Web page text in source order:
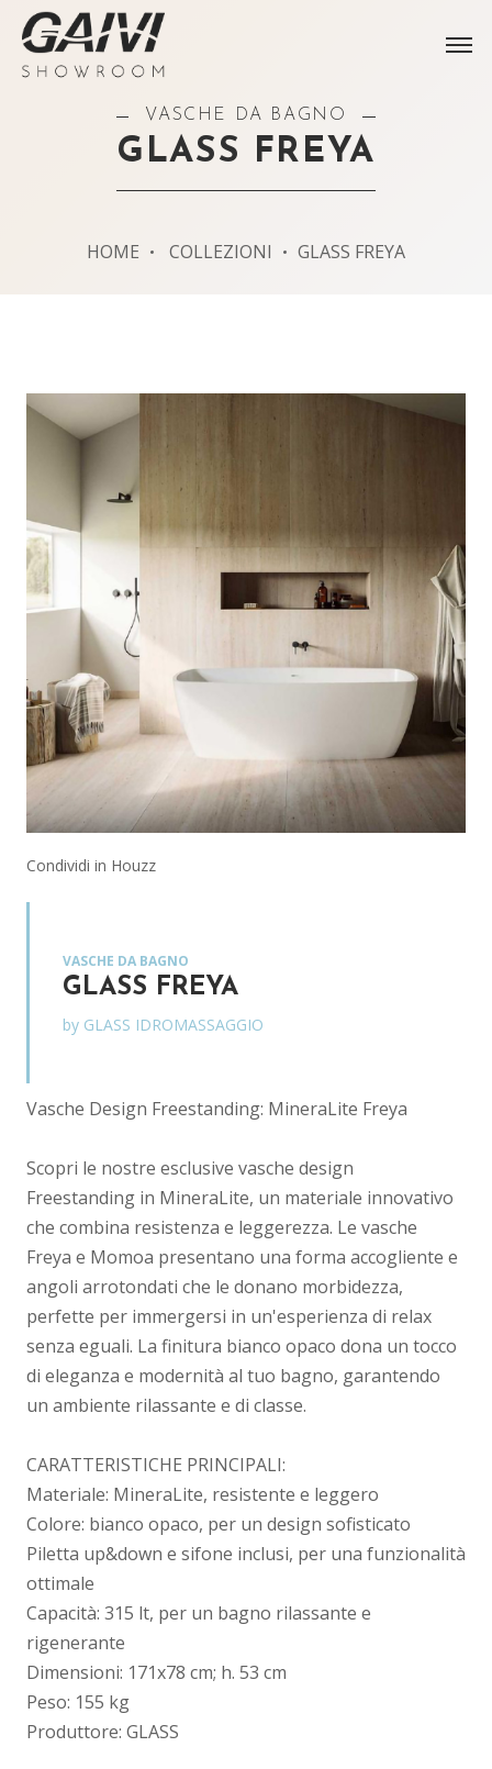
VASCHE DA BAGNO
GLASS FREYA
HOME COLLEZIONI GLASS FREYA
Condividi in Houzz
VASCHE DA BAGNO
GLASS FREYA
by GLASS IDROMASSAGGIO
Vasche Design Freestanding: MineraLite Freya
Scopri le nostre esclusive vasche design
Freestanding in MineraLite, un materiale innovativo
che combina resistenza e leggerezza. Le vasche
Freya e Momoa presentano una forma accogliente e
angoli arrotondati che le donano morbidezza,
perfette per immergersi in un'esperienza di relax
senza eguali. La finitura bianco opaco dona un tocco
di eleganza e modernità al tuo bagno, garantendo
un ambiente rilassante e di classe.
CARATTERISTICHE PRINCIPALI:
Materiale: MineraLite, resistente e leggero
Colore: bianco opaco, per un design sofisticato
Piletta up&down e sifone inclusi, per una funzionalità
ottimale
Capacità: 315 lt, per un bagno rilassante e
rigenerante
Dimensioni: 171x78 cm; h. 53 cm
Peso: 155 kg
Produttore: GLASS